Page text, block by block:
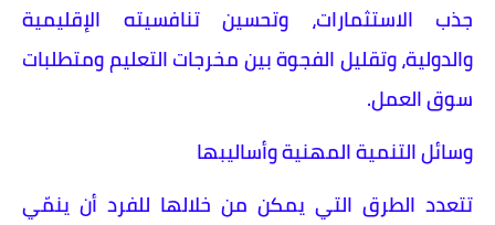
جذب الاستثمارات، وتحسين تنافسيته الإقليمية
والدولية، وتقليل الفجوة بين مخرجات التعليم ومتطلبات
سوق العمل.
وسائل التنمية المهنية وأساليبها
تتعدد الطرق التي يمكن من خلالها للفرد أن ينمّي